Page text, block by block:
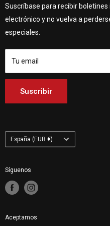
Vagnsvägen 4, 311 32
Suscríbase para recibir
electrónico y no vuelva a
especiales.
Tu email
Suscribir
Customhoj Blog
Customhoj Dinamarca
Customhoj Alemania
Customhoj España
Customhoj Italia
Customhoj Países Bajos
Customhoj Finlandia
Customhoj Polonia
País/región
España (EUR €)
Síguenos
Aceptamos